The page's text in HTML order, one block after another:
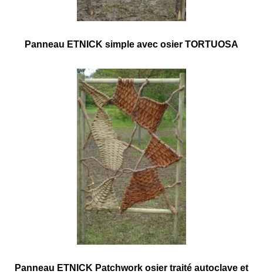
Panneau ETNICK simple avec osier TORTUOSA
Panneau ETNICK Patchwork osier traité autoclave et